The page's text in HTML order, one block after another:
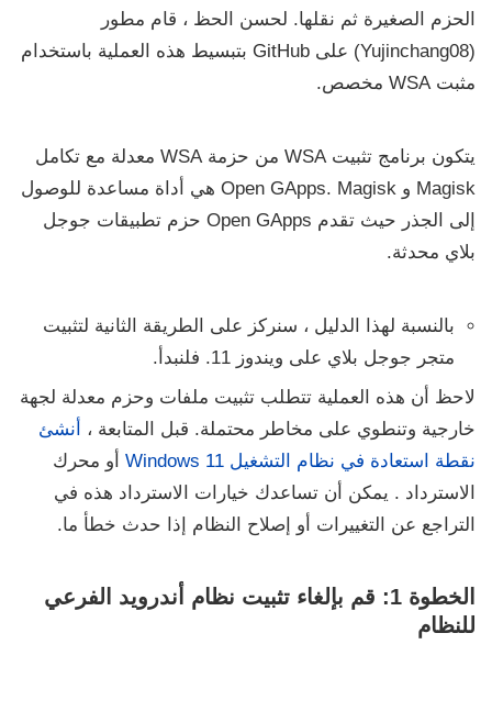
الحزم الصغيرة ثم نقلها. لحسن الحظ ، قام مطور
(Yujinchang08) على GitHub بتبسيط هذه العملية باستخدام
مثبت WSA مخصص.
يتكون برنامج تثبيت WSA من حزمة WSA معدلة مع تكامل
Magisk و Open GApps.
Magisk هي أداة مساعدة للوصول
إلى الجذر حيث تقدم Open GApps حزم تطبيقات
جوجل
بلاي محدثة.
بالنسبة لهذا الدليل ، سنركز على الطريقة الثانية لتثبيت
متجر جوجل بلاي على ويندوز 11. فلنبدأ.
لاحظ أن هذه العملية تتطلب تثبيت ملفات وحزم معدلة لجهة
خارجية وتنطوي على مخاطر محتملة. قبل المتابعة ،
أنشئ
نقطة استعادة في نظام التشغيل Windows 11
أو محرك
الاسترداد . يمكن أن تساعدك خيارات الاسترداد هذه في
التراجع عن التغييرات أو إصلاح النظام إذا حدث خطأ ما.
الخطوة 1: قم بإلغاء تثبيت نظام أندرويد الفرعي
للنظام